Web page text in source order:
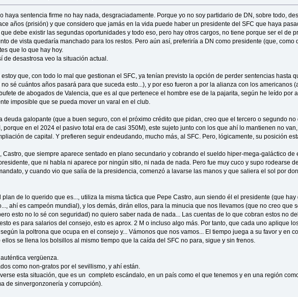
haya sentencia firme no hay nada, desgraciadamente. Porque yo no soy partidario de DN, sobre todo,
años (prisión) y que considero que jamás en la vida puede haber un presidente del SFC que haya
debe existir las segundas oportunidades y todo eso, pero hay otros cargos, no tiene porque ser el de
de vista quedaría manchado para los restos. Pero aún así, preferiría a DN como presidente (que, como
que lo que hay hoy.
de desastrosa veo la situación actual.
que, con todo lo mal que gestionan el SFC, ya tenían previsto la opción de perder sentencias hasta
sé cuántos años pasará para que suceda esto...), y por eso fueron a por la alianza con los americanos
de abogados de Valencia, que es al que pertenece el hombre ese de la pajarita, según he leído por
imposible que se pueda mover un varal en el club.
deuda galopante (que a buen seguro, con el próximo crédito que pidan, creo que el tercero o segundo no
porque en el 2024 el pasivo total era de casi 350M), este sujeto junto con los que ahí lo mantienen no
de capital. Y prefieren seguir endeudando, mucho más, al SFC. Pero, lógicamente, su posición
Castro, que siempre aparece sentado en plano secundario y cobrando el sueldo hiper-mega-galáctico de
que ni habla ni aparece por ningún sitio, ni nada de nada. Pero fue muy cuco y supo rodearse
y cuando vio que salía de la presidencia, comenzó a lavarse las manos y que saliera el sol por
plan de lo querido que es..., utiliza la misma táctica que Pepe Castro, aun siendo él el presidente (que
ahí es campeón mundial), y los demás, dirán ellos, para la minucia que nos llevamos (que no creo que
esto no lo sé con seguridad) no quiero saber nada de nada... Las cuentas de lo que cobran estos no
es para salarios del consejo, esto es aprox. 2 M o incluso algo más. Por tanto, que cada uno aplique
la poltrona que ocupa en el consejo y... Vámonos que nos vamos... El tiempo juega a su favor y en
ellos se llena los bolsillos al mismo tiempo que la caída del SFC no para, sigue y sin frenos.
vergüenza.
como non-gratos por el sevillismo, y ahí están.
esta situación, que es un completo escándalo, en un país como el que tenemos y en una región
de sinvergonzonería y corrupción).